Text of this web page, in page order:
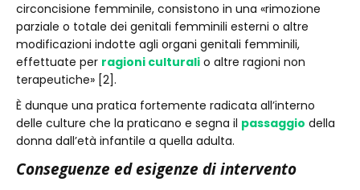
circoncisione femminile, consistono in una «rimozione
parziale o totale dei genitali femminili esterni o altre
modificazioni indotte agli organi genitali femminili,
effettuate per ragioni culturali o altre ragioni non
terapeutiche» [2].
È dunque una pratica fortemente radicata all’interno
delle culture che la praticano e segna il passaggio della
donna dall’età infantile a quella adulta.
Conseguenze ed esigenze di intervento